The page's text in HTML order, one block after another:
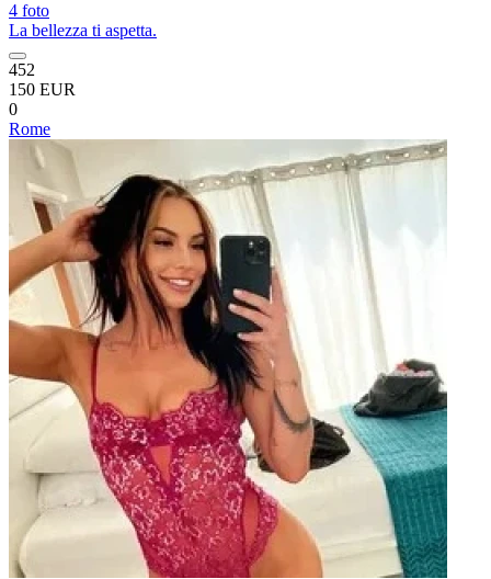
4 foto
La bellezza ti aspetta.
452
150 EUR
0
Rome